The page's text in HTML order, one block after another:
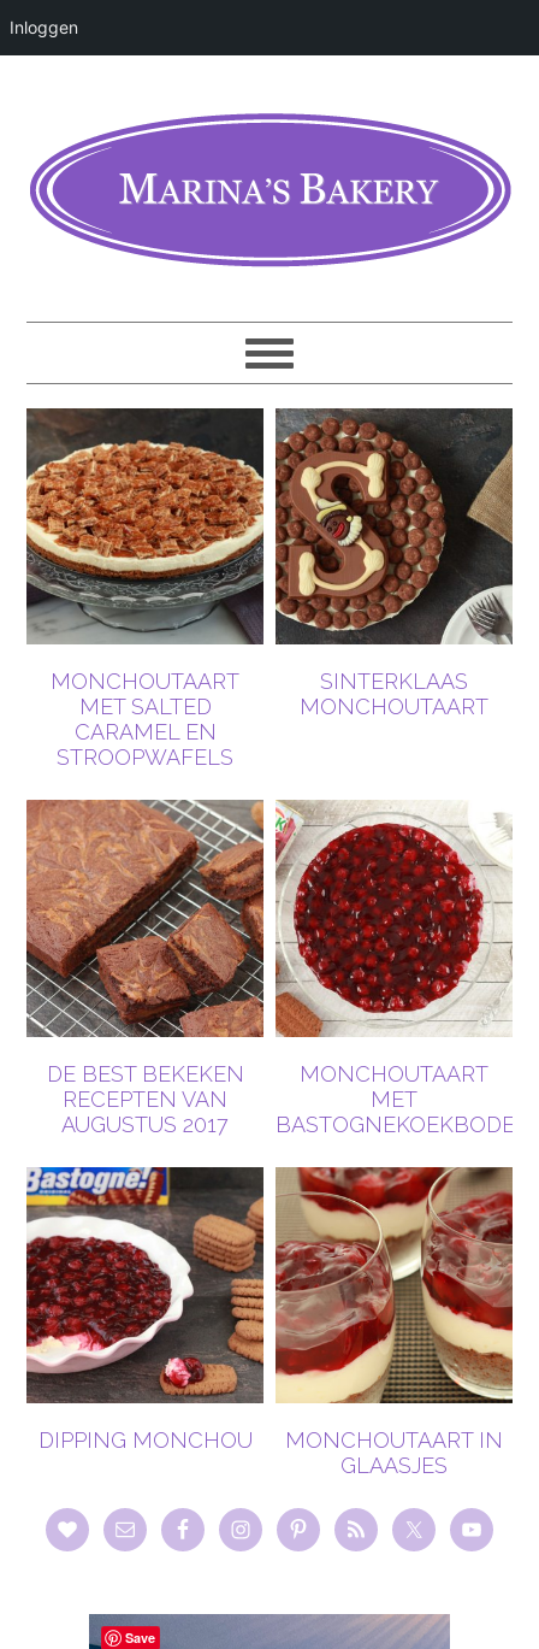
Inloggen
MONCHOUTAART
MET SALTED
CARAMEL EN
STROOPWAFELS
SINTERKLAAS
MONCHOUTAART
DE BEST BEKEKEN
RECEPTEN VAN
AUGUSTUS 2017
MONCHOUTAART
MET
BASTOGNEKOEKBODEM
DIPPING MONCHOU
MONCHOUTAART IN
GLAASJES
Save